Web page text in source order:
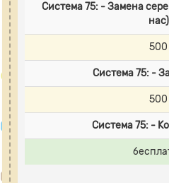
Система 75: - Замена
нас)
500
Система 75: -
500
Система 75: -